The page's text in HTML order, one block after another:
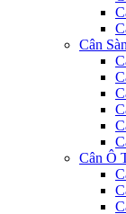
Cân
Cân Ô